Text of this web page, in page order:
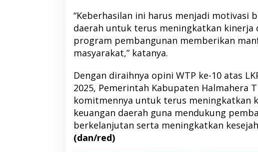
“Keberhasilan ini harus menjadi motivasi
daerah untuk terus meningkatkan kinerja
program pembangunan memberikan
masyarakat,” katanya.
Dengan diraihnya opini WTP ke-10 atas
2025, Pemerintah Kabupaten Halmahera
komitmennya untuk terus meningkatkan
keuangan daerah guna mendukung
berkelanjutan serta meningkatkan
(dan/red)